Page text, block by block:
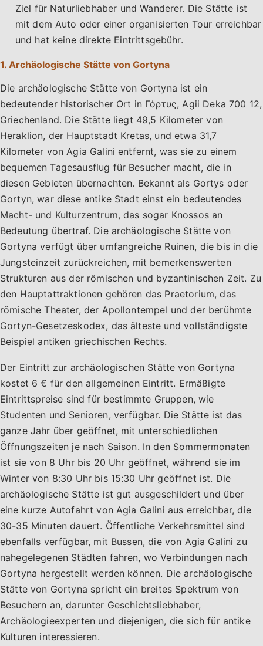
Ziel für Naturliebhaber und Wanderer. Die Stätte ist
mit dem Auto oder einer organisierten Tour erreichbar
und hat keine direkte Eintrittsgebühr.
1. Archäologische Stätte von Gortyna
Die archäologische Stätte von Gortyna ist ein
bedeutender historischer Ort in Γόρτυς, Agii Deka 700 12,
Griechenland. Die Stätte liegt 49,5 Kilometer von
Heraklion, der Hauptstadt Kretas, und etwa 31,7
Kilometer von Agia Galini entfernt, was sie zu einem
bequemen Tagesausflug für Besucher macht, die in
diesen Gebieten übernachten. Bekannt als Gortys oder
Gortyn, war diese antike Stadt einst ein bedeutendes
Macht- und Kulturzentrum, das sogar Knossos an
Bedeutung übertraf. Die archäologische Stätte von
Gortyna verfügt über umfangreiche Ruinen, die bis in die
Jungsteinzeit zurückreichen, mit bemerkenswerten
Strukturen aus der römischen und byzantinischen Zeit. Zu
den Hauptattraktionen gehören das Praetorium, das
römische Theater, der Apollontempel und der berühmte
Gortyn-Gesetzeskodex, das älteste und vollständigste
Beispiel antiken griechischen Rechts.
Der Eintritt zur archäologischen Stätte von Gortyna
kostet 6 € für den allgemeinen Eintritt. Ermäßigte
Eintrittspreise sind für bestimmte Gruppen, wie
Studenten und Senioren, verfügbar. Die Stätte ist das
ganze Jahr über geöffnet, mit unterschiedlichen
Öffnungszeiten je nach Saison. In den Sommermonaten
ist sie von 8 Uhr bis 20 Uhr geöffnet, während sie im
Winter von 8:30 Uhr bis 15:30 Uhr geöffnet ist. Die
archäologische Stätte ist gut ausgeschildert und über
eine kurze Autofahrt von Agia Galini aus erreichbar, die
30-35 Minuten dauert. Öffentliche Verkehrsmittel sind
ebenfalls verfügbar, mit Bussen, die von Agia Galini zu
nahegelegenen Städten fahren, wo Verbindungen nach
Gortyna hergestellt werden können. Die archäologische
Stätte von Gortyna spricht ein breites Spektrum von
Besuchern an, darunter Geschichtsliebhaber,
Archäologieexperten und diejenigen, die sich für antike
Kulturen interessieren.